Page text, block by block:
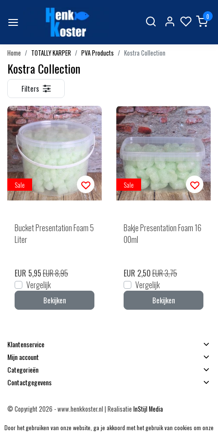
0
Home TOTALLY KARPER PVA Products Kostra Collection
Kostra Collection
Filters
Sale
Bucket Presentation Foam 5
Liter
EUR 5,95EUR 8,95
Vergelijk
Bekijken
Sale
Bakje Presentation Foam 16
00ml
EUR 2,50EUR 3,75
Vergelijk
Bekijken
Klantenservice
Mijn account
Categorieën
Contactgegevens
© Copyright 2026 - www.henkkoster.nl | Realisatie InStijl Media
Door het gebruiken van onze website, ga je akkoord met het gebruik van cookies om onze